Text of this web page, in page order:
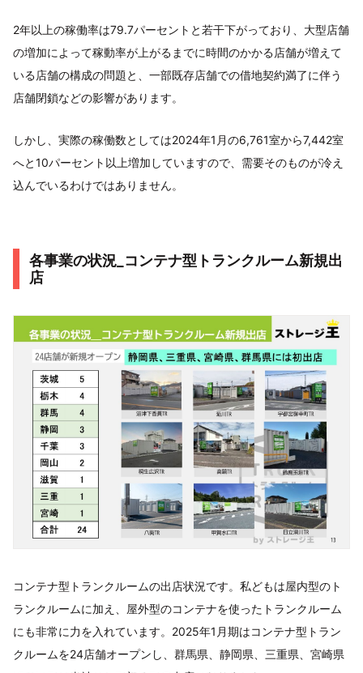
2年以上の稼働率は79.7パーセントと若干下がっており、大型店舗
の増加によって稼動率が上がるまでに時間のかかる店舗が増えて
いる店舗の構成の問題と、一部既存店舗での借地契約満了に伴う
店舗閉鎖などの影響があります。
しかし、実際の稼働数としては2024年1月の6,761室から7,442室
へと10パーセント以上増加していますので、需要そのものが冷え
込んでいるわけではありません。
各事業の状況_コンテナ型トランクルーム新規出
店
コンテナ型トランクルームの出店状況です。私どもは屋内型のト
ランクルームに加え、屋外型のコンテナを使ったトランクルーム
にも非常に力を入れています。2025年1月期はコンテナ型トラン
クルームを24店舗オープンし、群馬県、静岡県、三重県、宮崎県